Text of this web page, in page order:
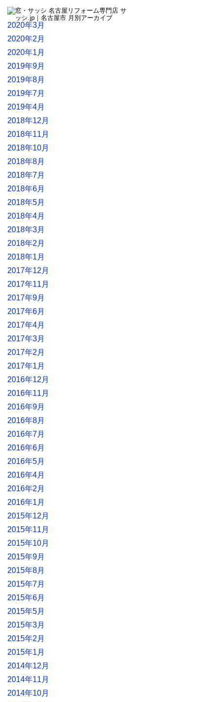
2020年3月
2020年2月
2020年1月
2019年9月
2019年8月
2019年7月
2019年4月
2018年12月
2018年11月
2018年10月
2018年8月
2018年7月
2018年6月
2018年5月
2018年4月
2018年3月
2018年2月
2018年1月
2017年12月
2017年11月
2017年9月
2017年6月
2017年4月
2017年3月
2017年2月
2017年1月
2016年12月
2016年11月
2016年9月
2016年8月
2016年7月
2016年6月
2016年5月
2016年4月
2016年2月
2016年1月
2015年12月
2015年11月
2015年10月
2015年9月
2015年8月
2015年7月
2015年6月
2015年5月
2015年3月
2015年2月
2015年1月
2014年12月
2014年11月
2014年10月